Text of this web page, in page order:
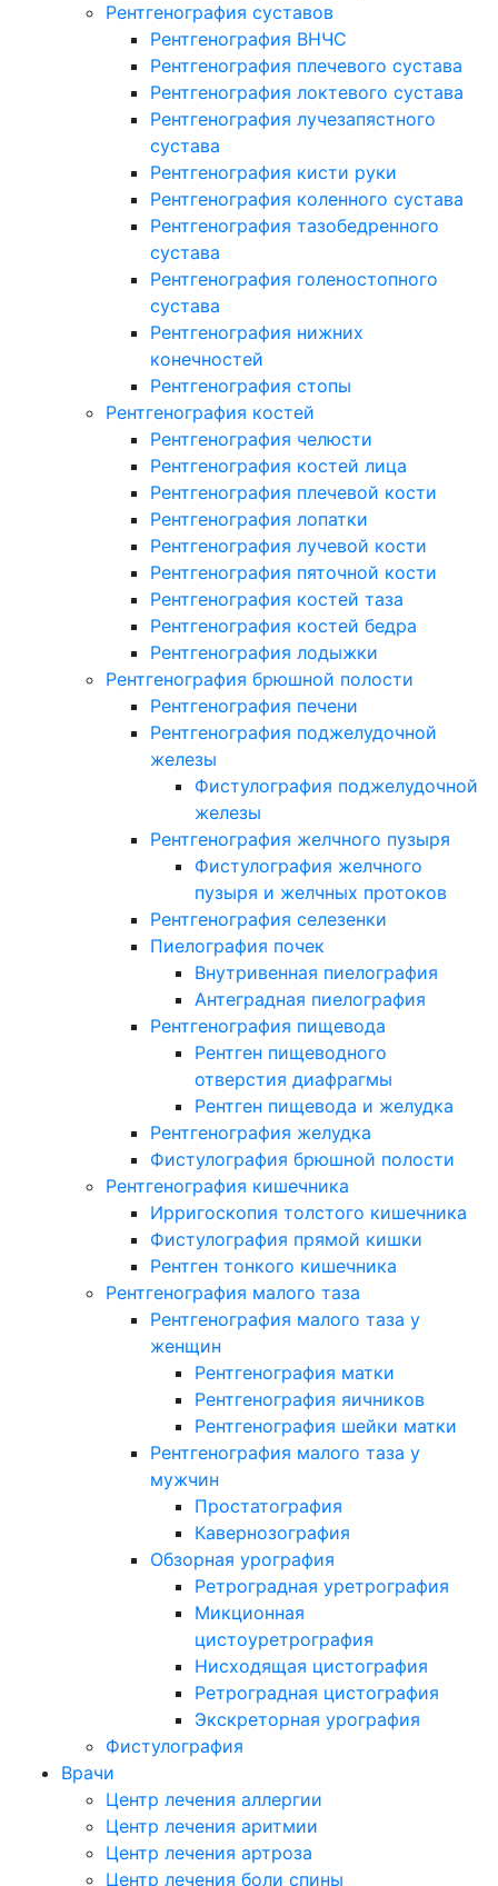
Рентгенография суставов
Рентгенография ВНЧС
Рентгенография плечевого сустава
Рентгенография локтевого сустава
Рентгенография лучезапястного
сустава
Рентгенография кисти руки
Рентгенография коленного сустава
Рентгенография тазобедренного
сустава
Рентгенография голеностопного
сустава
Рентгенография нижних
конечностей
Рентгенография стопы
Рентгенография костей
Рентгенография челюсти
Рентгенография костей лица
Рентгенография плечевой кости
Рентгенография лопатки
Рентгенография лучевой кости
Рентгенография пяточной кости
Рентгенография костей таза
Рентгенография костей бедра
Рентгенография лодыжки
Рентгенография брюшной полости
Рентгенография печени
Рентгенография поджелудочной
железы
Фистулография поджелудочной
железы
Рентгенография желчного пузыря
Фистулография желчного
пузыря и желчных протоков
Рентгенография селезенки
Пиелография почек
Внутривенная пиелография
Антеградная пиелография
Рентгенография пищевода
Рентген пищеводного
отверстия диафрагмы
Рентген пищевода и желудка
Рентгенография желудка
Фистулография брюшной полости
Рентгенография кишечника
Ирригоскопия толстого кишечника
Фистулография прямой кишки
Рентген тонкого кишечника
Рентгенография малого таза
Рентгенография малого таза у
женщин
Рентгенография матки
Рентгенография яичников
Рентгенография шейки матки
Рентгенография малого таза у
мужчин
Простатография
Кавернозография
Обзорная урография
Ретроградная уретрография
Микционная
цистоуретрография
Нисходящая цистография
Ретроградная цистография
Экскреторная урография
Фистулография
Врачи
Центр лечения аллергии
Центр лечения аритмии
Центр лечения артроза
Центр лечения боли спины